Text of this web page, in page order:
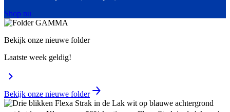
Shop nu
Bekijk onze nieuwe folder
Laatste week geldig!
Bekijk onze nieuwe folder